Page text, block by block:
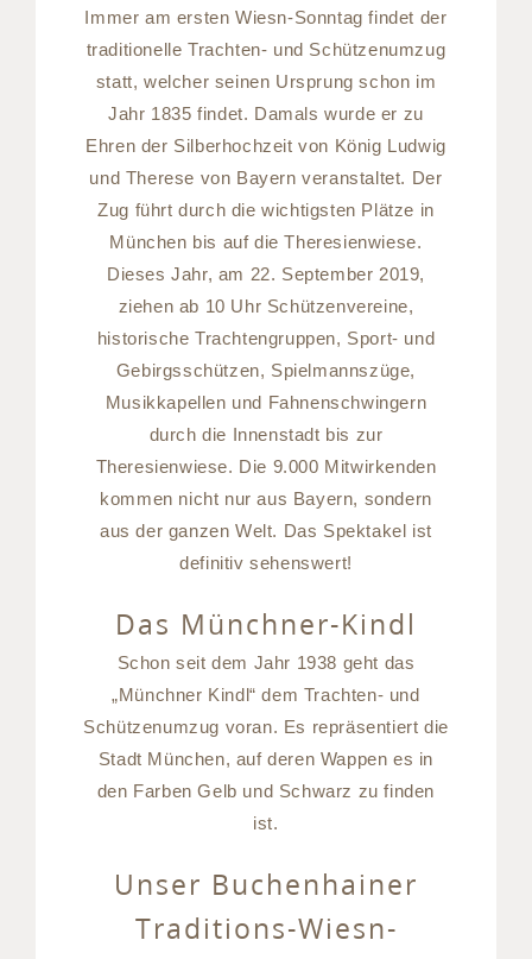
Immer am ersten Wiesn-Sonntag findet der
traditionelle Trachten- und Schützenumzug
statt, welcher seinen Ursprung schon im
Jahr 1835 findet. Damals wurde er zu
Ehren der Silberhochzeit von König Ludwig
und Therese von Bayern veranstaltet. Der
Zug führt durch die wichtigsten Plätze in
München bis auf die Theresienwiese.
Dieses Jahr, am 22. September 2019,
ziehen ab 10 Uhr Schützenvereine,
historische Trachtengruppen, Sport- und
Gebirgsschützen, Spielmannszüge,
Musikkapellen und Fahnenschwingern
durch die Innenstadt bis zur
Theresienwiese. Die 9.000 Mitwirkenden
kommen nicht nur aus Bayern, sondern
aus der ganzen Welt. Das Spektakel ist
definitiv sehenswert!
Das Münchner-Kindl
Schon seit dem Jahr 1938 geht das
„Münchner Kindl“ dem Trachten- und
Schützenumzug voran. Es repräsentiert die
Stadt München, auf deren Wappen es in
den Farben Gelb und Schwarz zu finden
ist.
Unser Buchenhainer
Traditions-Wiesn-